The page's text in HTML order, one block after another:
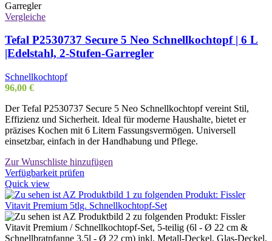
Vergleiche
Tefal P2530737 Secure 5 Neo Schnellkochtopf | 6 L
|Edelstahl, 2-Stufen-Garregler
Schnellkochtopf
96,00 €
Der Tefal P2530737 Secure 5 Neo Schnellkochtopf vereint Stil,
Effizienz und Sicherheit. Ideal für moderne Haushalte, bietet er
präzises Kochen mit 6 Litern Fassungsvermögen. Universell
einsetzbar, einfach in der Handhabung und Pflege.
Zur Wunschliste hinzufügen
Verfügbarkeit prüfen
Quick view